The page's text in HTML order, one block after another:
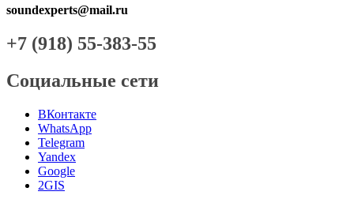
soundexperts@mail.ru
+7 (918) 55-383-55
Социальные сети
ВКонтакте
WhatsApp
Telegram
Yandex
Google
2GIS